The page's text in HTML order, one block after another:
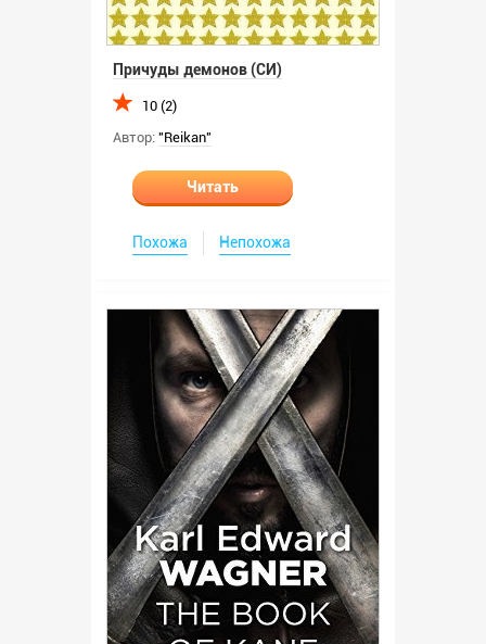
Причуды демонов (СИ)
10 (2)
Автор: "Reikan"
Читать
Похожа Непохожа